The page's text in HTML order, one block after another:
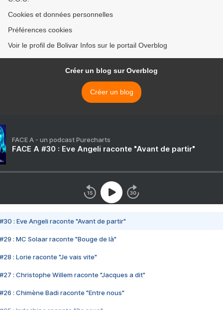
Cookies et données personnelles
Préférences cookies
Voir le profil de Bolivar Infos sur le portail Overblog
Créer un blog sur Overblog
Créer un blog
FACE A - un podcast Purecharts
FACE A #30 : Eve Angeli raconte "Avant de partir"
#30 : Eve Angeli raconte "Avant de partir"
#29 : MC Solaar raconte "Bouge de là"
#28 : Lorie raconte "Je vais vite"
#27 : Christophe Willem raconte "Jacques a dit"
#26 : Chimène Badi raconte "Entre nous"